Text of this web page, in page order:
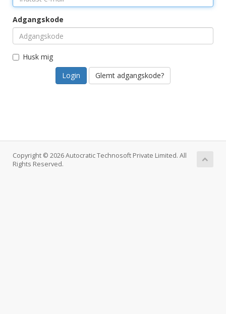
Adgangskode
Husk mig
Glemt adgangskode?
Copyright © 2026 Autocratic Technosoft Private Limited. All
Rights Reserved.